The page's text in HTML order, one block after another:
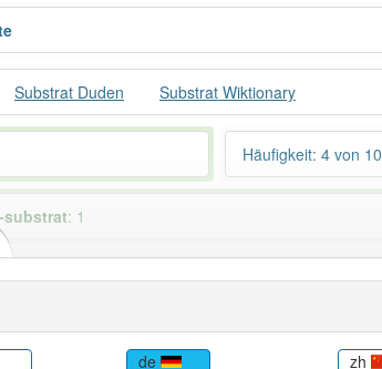
Substrat Duden Substrat Wiktionary
Häufigkeit: 4 von 10
-substrat: 1
Nutzer haben den Artikel korrekt erraten.
de
zh